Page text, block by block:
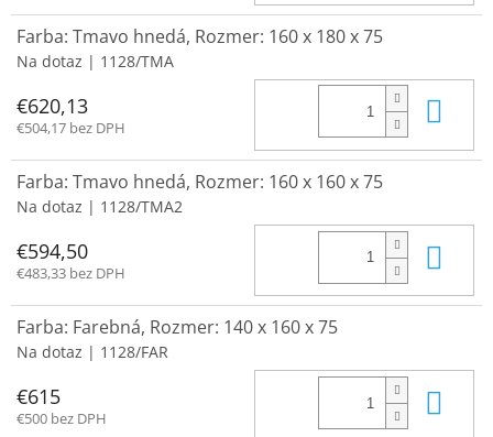
Farba: Tmavo hnedá, Rozmer: 160 x 180 x 75
Na dotaz | 1128/TMA
€620,13
€504,17 bez DPH
Farba: Tmavo hnedá, Rozmer: 160 x 160 x 75
Na dotaz | 1128/TMA2
€594,50
€483,33 bez DPH
Farba: Farebná, Rozmer: 140 x 160 x 75
Na dotaz | 1128/FAR
€615
€500 bez DPH